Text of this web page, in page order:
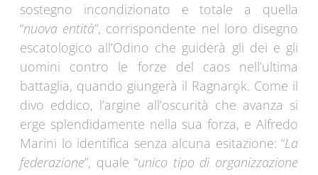
sostegno incondizionato e totale a quella
“nuova entità”, corrispondente nel loro disegno
escatologico all’Odino che guiderà gli dei e gli
uomini contro le forze del caos nell’ultima
battaglia, quando giungerà il Ragnarǫk. Come il
divo eddico, l’argine all’oscurità che avanza si
erge splendidamente nella sua forza, e Alfredo
Marini lo identifica senza alcuna esitazione: “La
federazione”, quale “unico tipo di organizzazione